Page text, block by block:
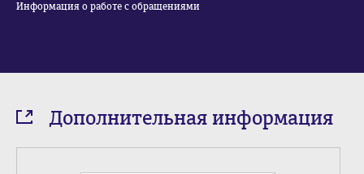
Информация о работе с обращениями
Дополнительная информация